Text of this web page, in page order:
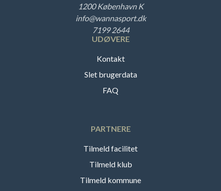
1200 København K
info@wannasport.dk
7199 2644
UDØVERE
Kontakt
Slet brugerdata
FAQ
PARTNERE
Tilmeld facilitet
Tilmeld klub
Tilmeld kommune